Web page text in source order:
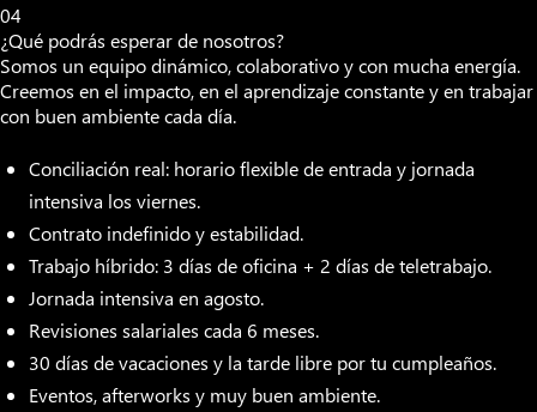
04
¿Qué podrás esperar de nosotros?
Somos un equipo dinámico, colaborativo y con mucha energía.
Creemos en el impacto, en el aprendizaje constante y en trabajar
con buen ambiente cada día.
Conciliación real: horario flexible de entrada y jornada
intensiva los viernes.
Contrato indefinido y estabilidad.
Trabajo híbrido: 3 días de oficina + 2 días de teletrabajo.
Jornada intensiva en agosto.
Revisiones salariales cada 6 meses.
30 días de vacaciones y la tarde libre por tu cumpleaños.
Eventos, afterworks y muy buen ambiente.